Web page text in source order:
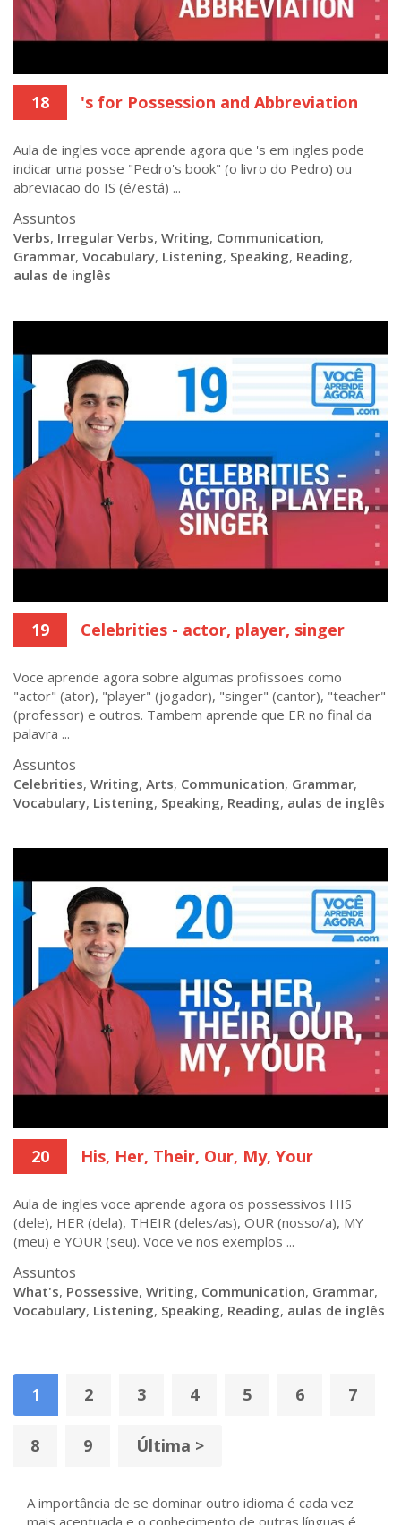
18 's for Possession and Abbreviation
Aula de ingles voce aprende agora que 's em ingles pode
indicar uma posse "Pedro's book" (o livro do Pedro) ou
abreviacao do IS (é/está) ...
Assuntos
Verbs, Irregular Verbs, Writing, Communication,
Grammar, Vocabulary, Listening, Speaking, Reading,
aulas de inglês
19 Celebrities - actor, player, singer
Voce aprende agora sobre algumas profissoes como
"actor" (ator), "player" (jogador), "singer" (cantor), "teacher"
(professor) e outros. Tambem aprende que ER no final da
palavra ...
Assuntos
Celebrities, Writing, Arts, Communication, Grammar,
Vocabulary, Listening, Speaking, Reading, aulas de inglês
20 His, Her, Their, Our, My, Your
Aula de ingles voce aprende agora os possessivos HIS
(dele), HER (dela), THEIR (deles/as), OUR (nosso/a), MY
(meu) e YOUR (seu). Voce ve nos exemplos ...
Assuntos
What's, Possessive, Writing, Communication, Grammar,
Vocabulary, Listening, Speaking, Reading, aulas de inglês
1 2 3 4 5 6 7
8 9 Última >
A importância de se dominar outro idioma é cada vez
mais acentuada e o conhecimento de outras línguas é